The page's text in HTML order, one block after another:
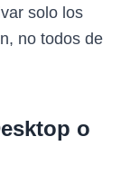
solo los
no todos de
o